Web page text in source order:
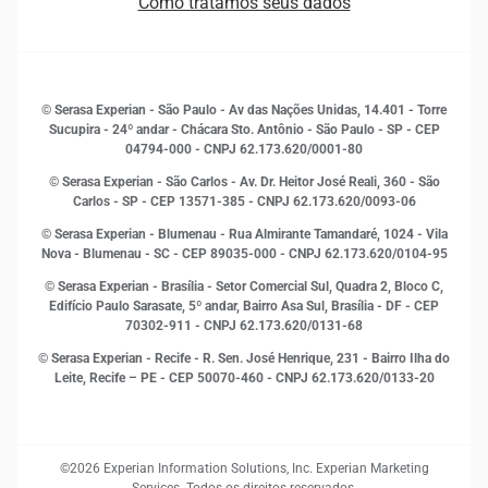
Inovação e Tecnologia
Leis e impostos
Marketing
Open Finance
Proteção de Dados
Sustentabilidade Corporativa
Sala de Imprensa
© Serasa Experian - São Paulo - Av das Nações Unidas, 14.401 - Torre
Sucupira - 24º andar - Chácara Sto. Antônio - São Paulo - SP - CEP
04794-000 - CNPJ 62.173.620/0001-80
© Serasa Experian - São Carlos - Av. Dr. Heitor José Reali, 360 - São
Carlos - SP - CEP 13571-385 - CNPJ 62.173.620/0093-06
© Serasa Experian - Blumenau - Rua Almirante Tamandaré, 1024 - Vila
Nova - Blumenau - SC - CEP 89035-000 - CNPJ 62.173.620/0104-95
© Serasa Experian - Brasília - Setor Comercial Sul, Quadra 2, Bloco C,
Edifício Paulo Sarasate, 5º andar, Bairro Asa Sul, Brasília - DF - CEP
70302-911 - CNPJ 62.173.620/0131-68
© Serasa Experian - Recife - R. Sen. José Henrique, 231 - Bairro Ilha do
Leite, Recife – PE - CEP 50070-460 - CNPJ 62.173.620/0133-20
©2026 Experian Information Solutions, Inc. Experian Marketing